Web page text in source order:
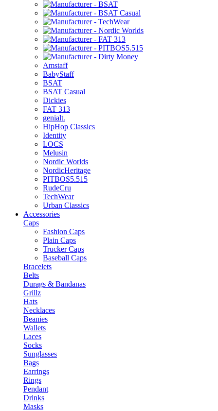
Amstaff
BabyStaff
BSAT
BSAT Casual
Dickies
FAT 313
genialt.
HipHop Classics
Identity
LOCS
Melusin
Nordic Worlds
NordicHeritage
PITBOS5.515
RudeCru
TechWear
Urban Classics
Accessories
Caps
Fashion Caps
Plain Caps
Trucker Caps
Baseball Caps
Bracelets
Belts
Durags & Bandanas
Grillz
Hats
Necklaces
Beanies
Wallets
Laces
Socks
Sunglasses
Bags
Earrings
Rings
Pendant
Drinks
Masks